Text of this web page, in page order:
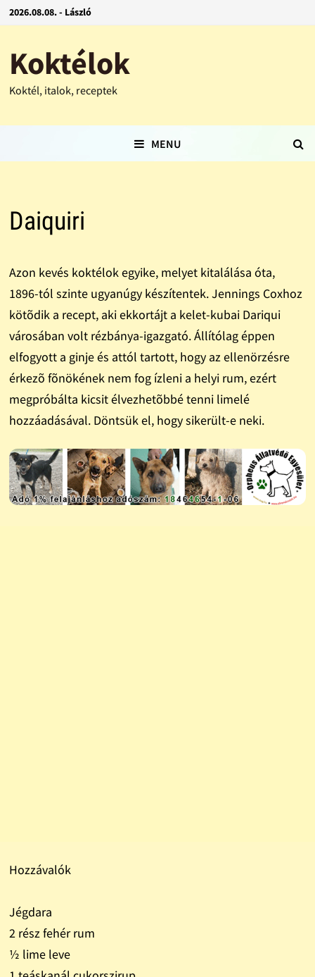
2026.08.08. - László
Koktélok
Koktél, italok, receptek
MENU
Daiquiri
Azon kevés koktélok egyike, melyet kitalálása óta,
1896-tól szinte ugyanúgy készítentek. Jennings Coxhoz
kötõdik a recept, aki ekkortájt a kelet-kubai Dariqui
városában volt rézbánya-igazgató. Állítólag éppen
elfogyott a ginje és attól tartott, hogy az ellenörzésre
érkezõ fõnökének nem fog ízleni a helyi rum, ezért
megpróbálta kicsit élvezhetõbbé tenni limelé
hozzáadásával. Döntsük el, hogy sikerült-e neki.
Hozzávalók
Jégdara
2 rész fehér rum
½ lime leve